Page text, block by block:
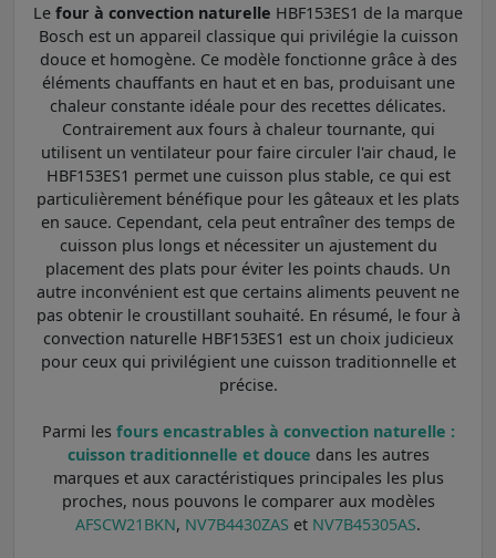
Le four à convection naturelle HBF153ES1 de la marque
Bosch est un appareil classique qui privilégie la cuisson
douce et homogène. Ce modèle fonctionne grâce à des
éléments chauffants en haut et en bas, produisant une
chaleur constante idéale pour des recettes délicates.
Contrairement aux fours à chaleur tournante, qui
utilisent un ventilateur pour faire circuler l'air chaud, le
HBF153ES1 permet une cuisson plus stable, ce qui est
particulièrement bénéfique pour les gâteaux et les plats
en sauce. Cependant, cela peut entraîner des temps de
cuisson plus longs et nécessiter un ajustement du
placement des plats pour éviter les points chauds. Un
autre inconvénient est que certains aliments peuvent ne
pas obtenir le croustillant souhaité. En résumé, le four à
convection naturelle HBF153ES1 est un choix judicieux
pour ceux qui privilégient une cuisson traditionnelle et
précise.
Parmi les fours encastrables à convection naturelle :
cuisson traditionnelle et douce dans les autres
marques et aux caractéristiques principales les plus
proches, nous pouvons le comparer aux modèles
AFSCW21BKN, NV7B4430ZAS et NV7B45305AS.